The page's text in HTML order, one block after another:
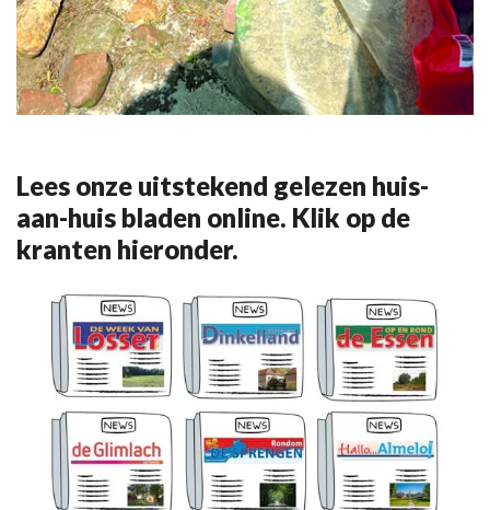
Lees onze uitstekend gelezen huis-
aan-huis bladen online. Klik op de
kranten hieronder.